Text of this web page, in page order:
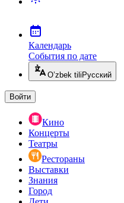
Календарь
События по дате
O’zbek tili Русский
Войти
Кино
Концерты
Театры
Рестораны
Выставки
Знания
Город